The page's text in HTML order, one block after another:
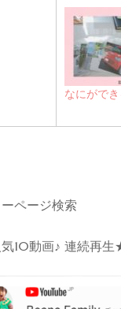
なにがで
ページ検索
10動画♪ 連続再